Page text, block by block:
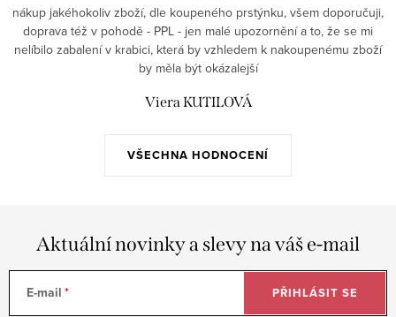
VŠECHNA HODNOCENÍ
nákup jakéhokoliv zboží, dle koupeného prstýnku, všem doporučuji,
doprava též v pohodě - PPL - jen malé upozornění a to, že se mi
nelíbilo zabalení v krabici, která by vzhledem k nakoupenému zboží
by měla být okázalejší
Viera KUTILOVÁ
Aktuální novinky a slevy na váš e-mail
E-mail PŘIHLÁSIT SE